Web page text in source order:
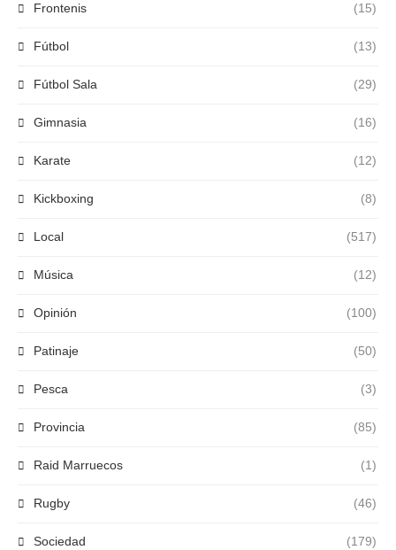
Frontenis (15)
Fútbol (13)
Fútbol Sala (29)
Gimnasia (16)
Karate (12)
Kickboxing (8)
Local (517)
Música (12)
Opinión (100)
Patinaje (50)
Pesca (3)
Provincia (85)
Raid Marruecos (1)
Rugby (46)
Sociedad (179)